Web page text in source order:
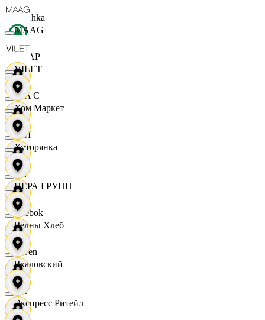
Bershka
СПАР
M A C
OBI
RE
Reebok
Seven
XC
MAAG
VILET
Хом Маркет
Хуторянка
ЦЕРА ГРУПП
Челны Хлеб
Чкаловский
Экспресс Ритейл